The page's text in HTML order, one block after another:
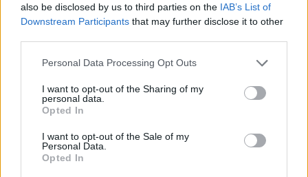
also be disclosed by us to third parties on the IAB’s List of
Downstream Participants that may further disclose it to other
Personal Data Processing Opt Outs
I want to opt-out of the Sharing of my
personal data.
Opted In
I want to opt-out of the Sale of my
Personal Data.
Opted In
Χειροπέδες σε 43χρονη για εμπορία ανηλίκου στη Ρόδο